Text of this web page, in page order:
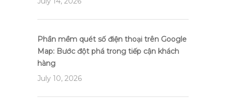
Phần mềm quét số điện thoại trên Google
Map: Bước đột phá trong tiếp cận khách
hàng
July 10, 2026